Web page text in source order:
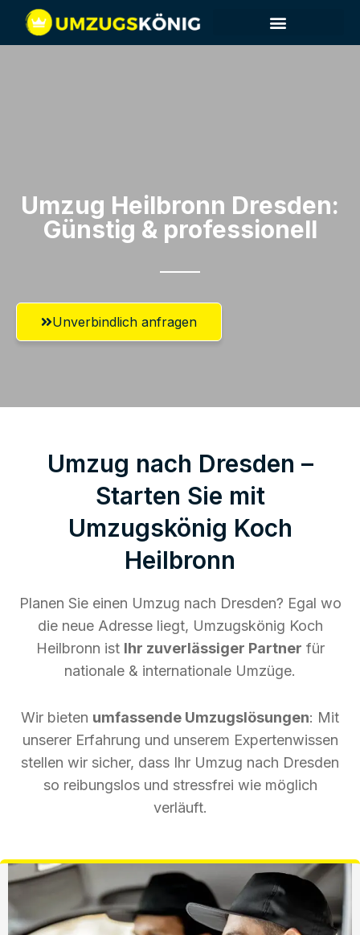
Umzug Heilbronn​ Dresden:
Günstig & professionell​
Unverbindlich anfragen
Umzug nach Dresden –
Starten Sie mit
Umzugskönig Koch
Heilbronn
Planen Sie einen Umzug nach Dresden? Egal wo
die neue Adresse liegt, Umzugskönig Koch
Heilbronn ist Ihr zuverlässiger Partner für
nationale & internationale Umzüge.
Wir bieten umfassende Umzugslösungen: Mit
unserer Erfahrung und unserem Expertenwissen
stellen wir sicher, dass Ihr Umzug nach Dresden
so reibungslos und stressfrei wie möglich
verläuft.